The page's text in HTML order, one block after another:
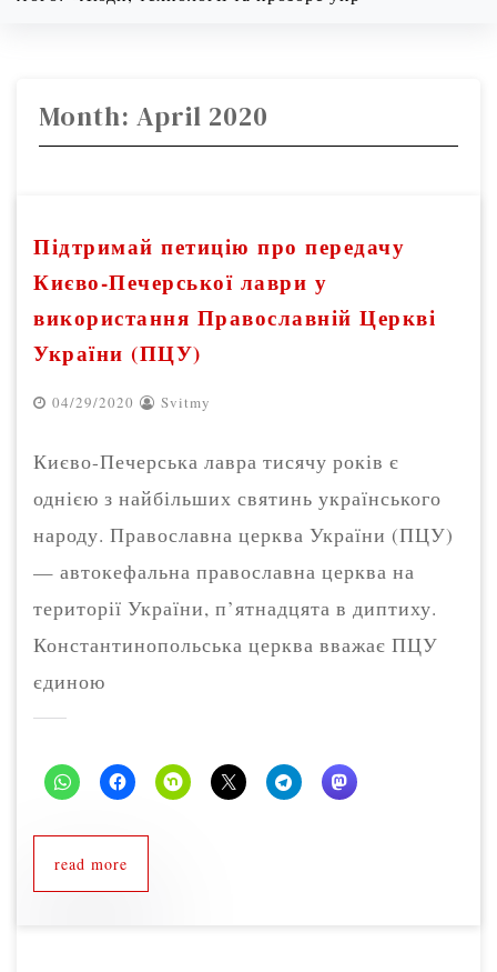
Month: April 2020
Підтримай петицію про передачу
Києво-Печерської лаври у
використання Православній Церкві
України (ПЦУ)
04/29/2020 Svitmy
Києво-Печерська лавра тисячу років є
однією з найбільших святинь українського
народу. Православна церква України (ПЦУ)
— автокефальна православна церква на
території України, п’ятнадцята в диптиху.
Константинопольська церква вважає ПЦУ
єдиною
read more